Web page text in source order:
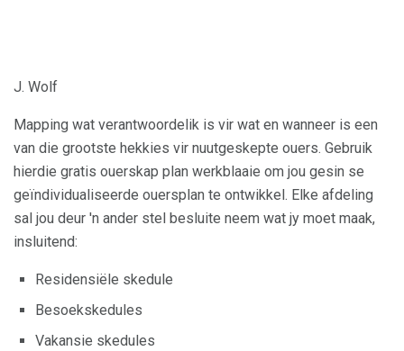
J. Wolf
Mapping wat verantwoordelik is vir wat en wanneer is een
van die grootste hekkies vir nuutgeskepte ouers. Gebruik
hierdie gratis ouerskap plan werkblaaie om jou gesin se
geïndividualiseerde ouersplan te ontwikkel. Elke afdeling
sal jou deur 'n ander stel besluite neem wat jy moet maak,
insluitend:
Residensiële skedule
Besoekskedules
Vakansie skedules